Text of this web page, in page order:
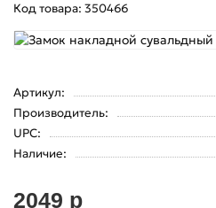
Код товара: 350466
Артикул:
Производитель:
UPC:
Наличие:
2049 р